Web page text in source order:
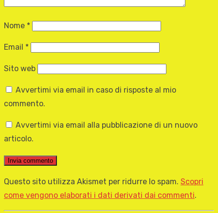
Nome *
Email *
Sito web
Avvertimi via email in caso di risposte al mio
commento.
Avvertimi via email alla pubblicazione di un nuovo
articolo.
Questo sito utilizza Akismet per ridurre lo spam. Scopri
come vengono elaborati i dati derivati dai commenti.